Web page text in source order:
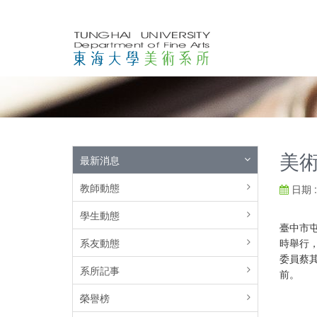
最新消息
教師動態
學生動態
系友動態
系所記事
榮譽榜
美
日期
臺中市
時舉行
委員蔡
前。